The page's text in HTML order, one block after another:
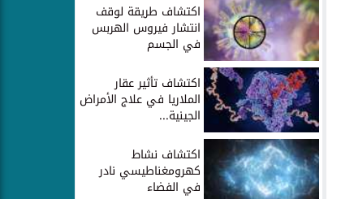
اكتشاف طريقة لوقف
انتشار فيروس الهربس
في الجسم
اكتشاف تأثير عقار
الملاريا في علاج الأمراض
الجينية...
اكتشاف نشاط
كهرومغناطيسي نادر
في الفضاء